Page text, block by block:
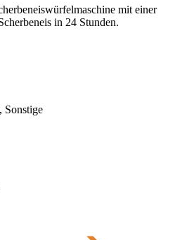
mit einer
in 24 Stunden.
Sonstige